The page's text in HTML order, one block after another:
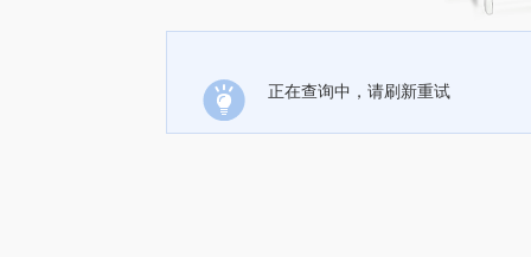
正在查询中，请刷新重试